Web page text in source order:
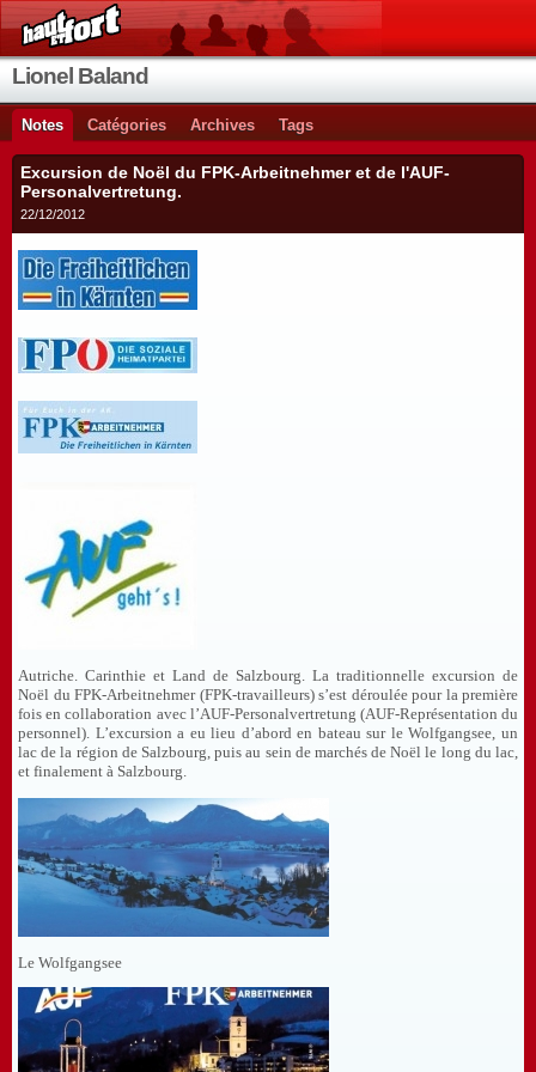
Lionel Baland
Notes Catégories Archives Tags
Excursion de Noël du FPK-Arbeitnehmer et de l'AUF-
Personalvertretung.
22/12/2012
Autriche. Carinthie et Land de Salzbourg. La traditionnelle excursion de
Noël du FPK-Arbeitnehmer (FPK-travailleurs) s’est déroulée pour la première
fois en collaboration avec l’AUF-Personalvertretung (AUF-Représentation du
personnel). L’excursion a eu lieu d’abord en bateau sur le Wolfgangsee, un
lac de la région de Salzbourg, puis au sein de marchés de Noël le long du lac,
et finalement à Salzbourg.
Le Wolfgangsee